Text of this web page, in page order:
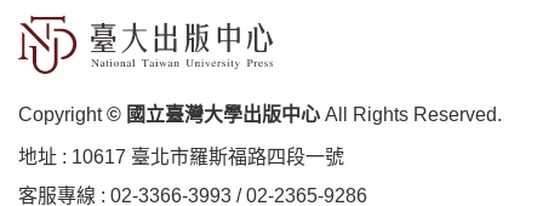
Copyright© 國立臺灣大學出版中心 All Rights Reserved.
地址 : 10617 臺北市羅斯福路四段⼀號
客服專線 : 02-3366-3993 /02-2365-9286